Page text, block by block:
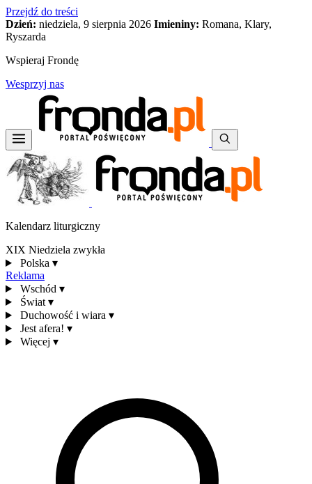
Przejdź do treści
Dzień: niedziela, 9 sierpnia 2026 Imieniny: Romana, Klary,
Ryszarda
Wspieraj Frondę
Wesprzyj nas
Kalendarz liturgiczny
XIX Niedziela zwykła
Polska ▾
Reklama
Wschód ▾
Świat ▾
Duchowość i wiara ▾
Jest afera! ▾
Więcej ▾